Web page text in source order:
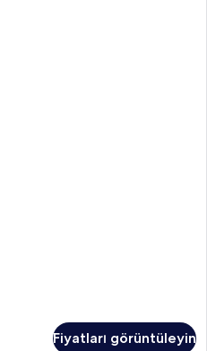
Fiyatları görüntüleyin